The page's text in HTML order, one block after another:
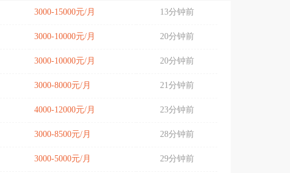
3000-15000元/月 13分钟前
3000-10000元/月 20分钟前
3000-10000元/月 20分钟前
3000-8000元/月 21分钟前
4000-12000元/月 23分钟前
3000-8500元/月 28分钟前
3000-5000元/月 29分钟前